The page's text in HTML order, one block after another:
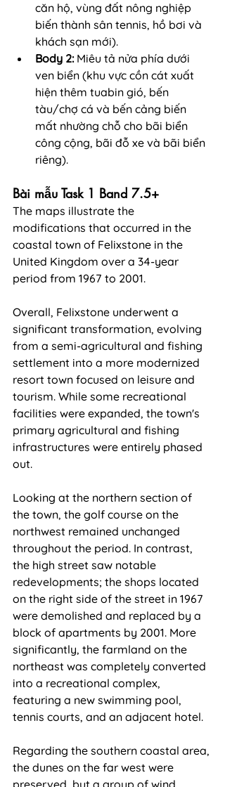
căn hộ, vùng đất nông nghiệp
biến thành sân tennis, hồ bơi và
khách sạn mới).
Body 2: Miêu tả nửa phía dưới
ven biển (khu vực cồn cát xuất
hiện thêm tuabin gió, bến
tàu/chợ cá và bến cảng biến
mất nhường chỗ cho bãi biển
công cộng, bãi đỗ xe và bãi biển
riêng).
Bài mẫu Task 1 Band 7.5+
The maps illustrate the
modifications that occurred in the
coastal town of Felixstone in the
United Kingdom over a 34-year
period from 1967 to 2001.
Overall, Felixstone underwent a
significant transformation, evolving
from a semi-agricultural and fishing
settlement into a more modernized
resort town focused on leisure and
tourism. While some recreational
facilities were expanded, the town's
primary agricultural and fishing
infrastructures were entirely phased
out.
Looking at the northern section of
the town, the golf course on the
northwest remained unchanged
throughout the period. In contrast,
the high street saw notable
redevelopments; the shops located
on the right side of the street in 1967
were demolished and replaced by a
block of apartments by 2001. More
significantly, the farmland on the
northeast was completely converted
into a recreational complex,
featuring a new swimming pool,
tennis courts, and an adjacent hotel.
Regarding the southern coastal area,
the dunes on the far west were